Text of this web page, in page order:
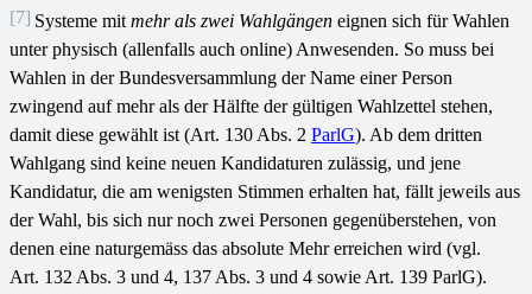
[7] Systeme mit mehr als zwei Wahlgängen eignen sich für Wahlen
unter physisch (allenfalls auch online) Anwesenden. So muss bei
Wahlen in der Bundesversammlung der Name einer Person
zwingend auf mehr als der Hälfte der gültigen Wahlzettel stehen,
damit diese gewählt ist (Art. 130 Abs. 2 ParlG). Ab dem dritten
Wahlgang sind keine neuen Kandidaturen zulässig, und jene
Kandidatur, die am wenigsten Stimmen erhalten hat, fällt jeweils aus
der Wahl, bis sich nur noch zwei Personen gegenüberstehen, von
denen eine naturgemäss das absolute Mehr erreichen wird (vgl.
Art. 132 Abs. 3 und 4, 137 Abs. 3 und 4 sowie Art. 139 ParlG).